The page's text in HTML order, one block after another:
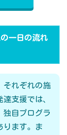
一日の流れ
それぞれの施
支援では、
独自プログラ
ります。ま